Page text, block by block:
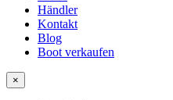
Händler
Kontakt
Blog
Boot verkaufen
×